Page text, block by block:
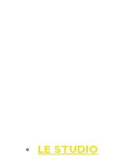
LE STUDIO